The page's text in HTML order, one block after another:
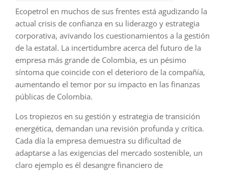
Ecopetrol en muchos de sus frentes está agudizando la
actual crisis de confianza en su liderazgo y estrategia
corporativa, avivando los cuestionamientos a la gestión
de la estatal. La incertidumbre acerca del futuro de la
empresa más grande de Colombia, es un pésimo
síntoma que coincide con el deterioro de la compañía,
aumentando el temor por su impacto en las finanzas
públicas de Colombia.
Los tropiezos en su gestión y estrategia de transición
energética, demandan una revisión profunda y crítica.
Cada día la empresa demuestra su dificultad de
adaptarse a las exigencias del mercado sostenible, un
claro ejemplo es él desangre financiero de